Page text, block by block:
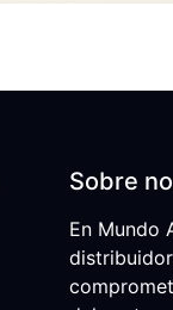
Sobre
En Mundo